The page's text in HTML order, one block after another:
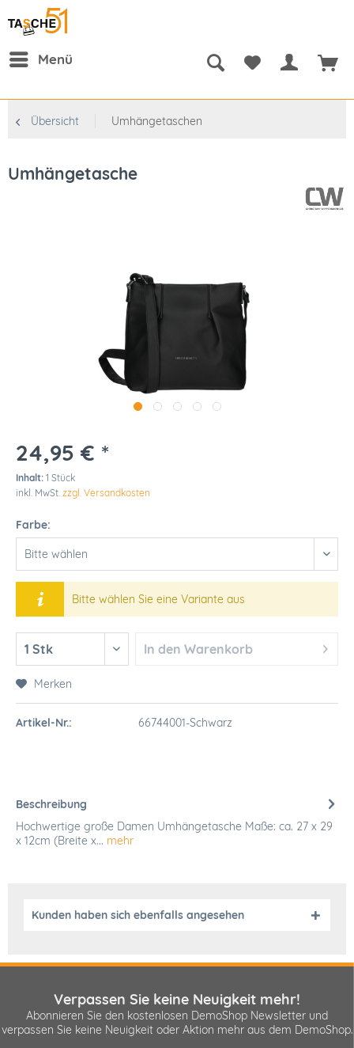
Menü
Übersicht Umhängetaschen
Umhängetasche
24,95 € *
Inhalt: 1 Stück
inkl. MwSt. zzgl. Versandkosten
Farbe:
Bitte wählen Sie eine Variante aus
In den Warenkorb
Merken
Artikel-Nr.: 66744001-Schwarz
Beschreibung
Hochwertige große Damen Umhängetasche Maße: ca. 27 x 29
x 12cm (Breite x... mehr
Kunden haben sich ebenfalls angesehen
Verpassen Sie keine Neuigkeit mehr!
Abonnieren Sie den kostenlosen DemoShop Newsletter und
verpassen Sie keine Neuigkeit oder Aktion mehr aus dem DemoShop.